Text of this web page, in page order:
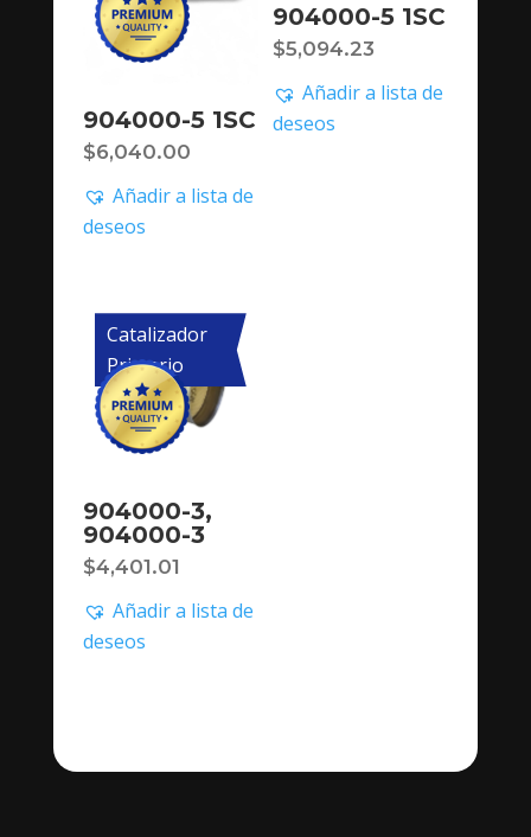
904000-5 1SC
$6,040.00
Añadir a lista de
deseos
904000-5 1SC
$5,094.23
Añadir a lista de
deseos
Catalizador
Primario
904000-3,
904000-3
$4,401.01
Añadir a lista de
deseos